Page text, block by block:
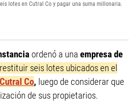
lotes en Cutral Co y pagar una suma millonaria.
ordenó a una empresa de
restituir seis lotes ubicados en el
Cutral Co, luego de considerar que
de sus propietarios.